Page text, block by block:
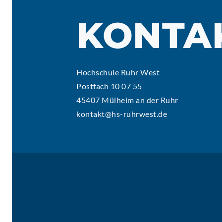
Hochschule Ruhr West
Postfach 10 07 55
45407 Mülheim an der Ruhr
kontakt@hs-ruhrwest.de